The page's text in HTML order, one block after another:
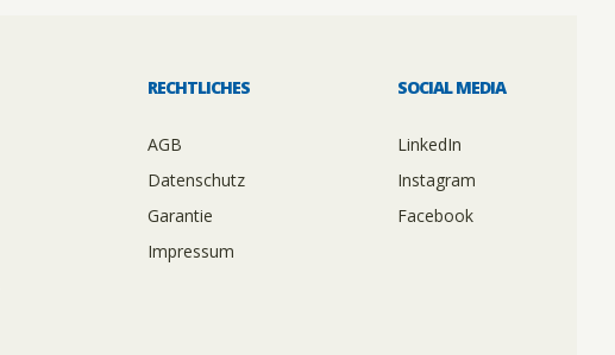
RECHTLICHES
AGB
Datenschutz
Garantie
Impressum
SOCIAL MEDIA
LinkedIn
Instagram
Facebook